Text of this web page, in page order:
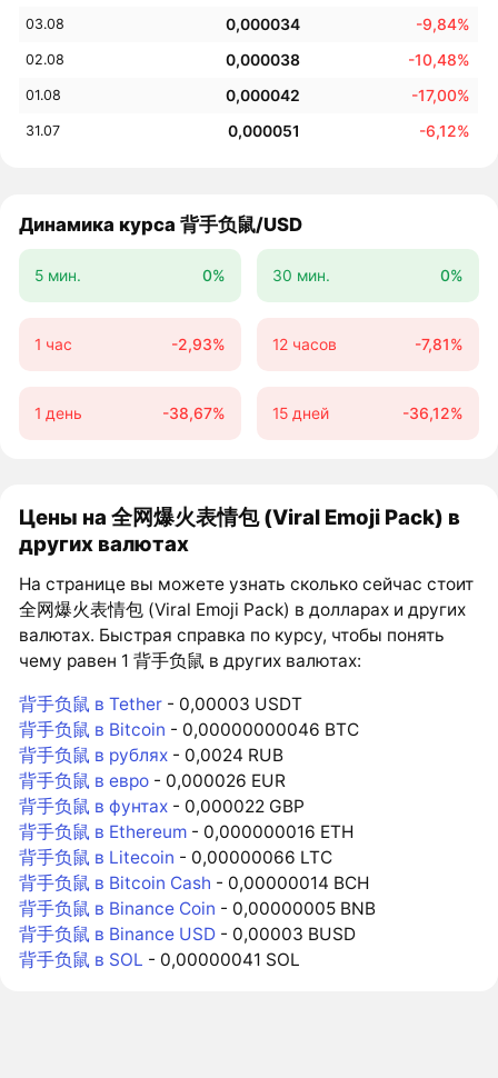
03.08 0,000034 -9,84%
02.08 0,000038 -10,48%
01.08 0,000042 -17,00%
31.07 0,000051 -6,12%
Динамика курса 背手负鼠/USD
5 мин. 0% 30 мин. 0%
1 час -2,93% 12 часов -7,81%
1 день -38,67% 15 дней -36,12%
Цены на 全网爆火表情包 (Viral Emoji Pack) в
других валютах
На странице вы можете узнать сколько сейчас стоит
全网爆火表情包 (Viral Emoji Pack) в долларах и других
валютах. Быстрая справка по курсу, чтобы понять
чему равен 1 背手负鼠 в других валютах:
背手负鼠 в Tether - 0,00003 USDT
背手负鼠 в Bitcoin - 0,00000000046 BTC
背手负鼠 в рублях - 0,0024 RUB
背手负鼠 в евро - 0,000026 EUR
背手负鼠 в фунтах - 0,000022 GBP
背手负鼠 в Ethereum - 0,000000016 ETH
背手负鼠 в Litecoin - 0,00000066 LTC
背手负鼠 в Bitcoin Cash - 0,00000014 BCH
背手负鼠 в Binance Coin - 0,00000005 BNB
背手负鼠 в Binance USD - 0,00003 BUSD
背手负鼠 в SOL - 0,00000041 SOL